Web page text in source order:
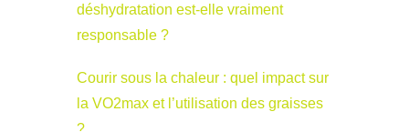
déshydratation est-elle vraiment
responsable ?
Courir sous la chaleur : quel impact sur
la VO2max et l’utilisation des graisses
?